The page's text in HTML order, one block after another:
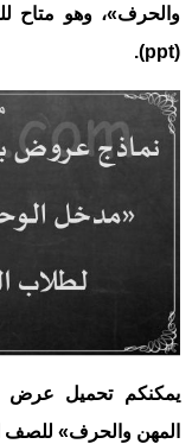
والحرف»، وهو متاح
(ppt).
يمكنكم تحميل عرض
المهن والحرف» للصف